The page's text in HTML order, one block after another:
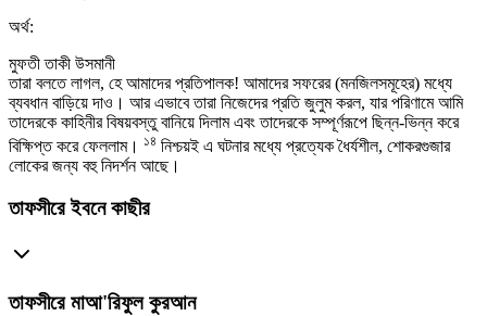
অর্থ:
মুফতী তাকী উসমানী
তারা বলতে লাগল, হে আমাদের প্রতিপালক! আমাদের সফরের (মনজিলসমূহের) মধ্যে
ব্যবধান বাড়িয়ে দাও। আর এভাবে তারা নিজেদের প্রতি জুলুম করল, যার পরিণামে আমি
তাদেরকে কাহিনীর বিষয়বস্তু বানিয়ে দিলাম এবং তাদেরকে সম্পূর্ণরূপে ছিন্ন-ভিন্ন করে
বিক্ষিপ্ত করে ফেললাম। ১৪ নিশ্চয়ই এ ঘটনার মধ্যে প্রত্যেক ধৈর্যশীল, শোকরগুজার
লোকের জন্য বহু নিদর্শন আছে।
তাফসীরে ইবনে কাছীর
তাফসীরে মাআ'রিফুল কুরআন